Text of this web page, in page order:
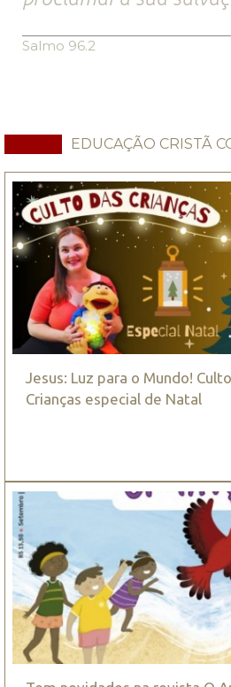
Salmo 96.2
EDUCAÇÃO CRISTÃ
Jesus: Luz para o Mundo!
Crianças especial de Natal